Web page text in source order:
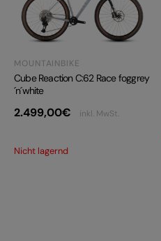
MOUNTAINBIKE
Cube Reaction C:62 Race foggrey
´n´white
2.499,00€ inkl. MwSt.
Nicht lagernd